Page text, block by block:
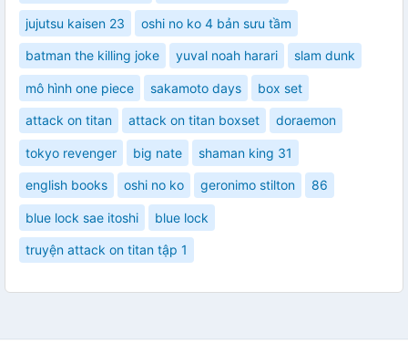
jujutsu kaisen 23 oshi no ko 4 bản sưu tầm
batman the killing joke yuval noah harari slam dunk
mô hình one piece sakamoto days box set
attack on titan attack on titan boxset doraemon
tokyo revenger big nate shaman king 31
english books oshi no ko geronimo stilton 86
blue lock sae itoshi blue lock
truyện attack on titan tập 1